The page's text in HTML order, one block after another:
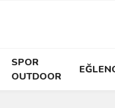
SPOR
OUTDOOR